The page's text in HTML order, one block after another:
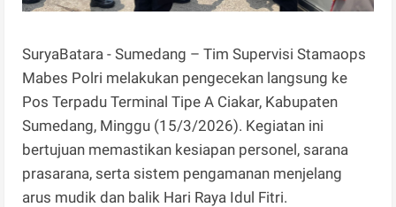
SuryaBatara - Sumedang – Tim Supervisi Stamaops
Mabes Polri melakukan pengecekan langsung ke
Pos Terpadu Terminal Tipe A Ciakar, Kabupaten
Sumedang, Minggu (15/3/2026). Kegiatan ini
bertujuan memastikan kesiapan personel, sarana
prasarana, serta sistem pengamanan menjelang
arus mudik dan balik Hari Raya Idul Fitri.